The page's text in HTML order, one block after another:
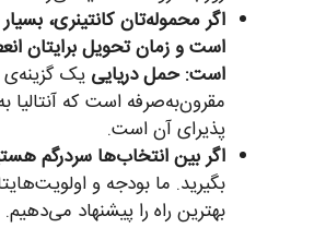
اگر محموله‌تان کانتینری،
است و زمان تحویل برایتان
است: حمل دریایی یک گزینه‌ی
مقرون‌به‌صرفه است که آنتالیا
پذیرای آن است.
اگر بین انتخاب‌ها سردرگم
بگیرید. ما بودجه و
بهترین راه را پیشنهاد می‌دهیم.